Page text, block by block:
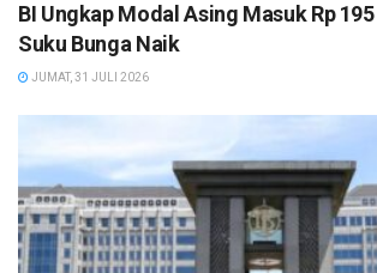
BI Ungkap Modal Asing Masuk Rp
Suku Bunga Naik
JUMAT, 31 JULI 2026